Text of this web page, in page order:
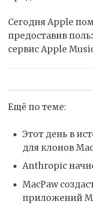
Сегодня Apple
предоставив
сервисApple
Ещё по теме:
Этот день в
для клонов
Anthropic
MacPaw
приложений